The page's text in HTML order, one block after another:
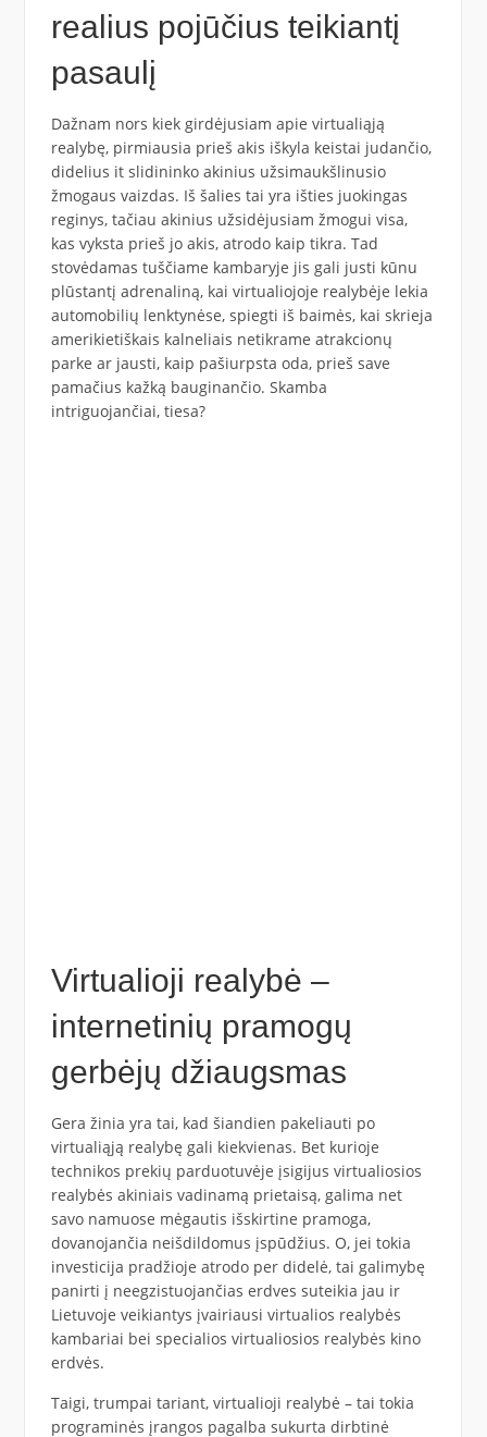
realius pojūčius teikiantį
pasaulį
Dažnam nors kiek girdėjusiam apie virtualiąją
realybę, pirmiausia prieš akis iškyla keistai judančio,
didelius it slidininko akinius užsimaukšlinusio
žmogaus vaizdas. Iš šalies tai yra išties juokingas
reginys, tačiau akinius užsidėjusiam žmogui visa,
kas vyksta prieš jo akis, atrodo kaip tikra. Tad
stovėdamas tuščiame kambaryje jis gali justi kūnu
plūstantį adrenaliną, kai virtualiojoje realybėje lekia
automobilių lenktynėse, spiegti iš baimės, kai skrieja
amerikietiškais kalneliais netikrame atrakcionų
parke ar jausti, kaip pašiurpsta oda, prieš save
pamačius kažką bauginančio. Skamba
intriguojančiai, tiesa?
Virtualioji realybė –
internetinių pramogų
gerbėjų džiaugsmas
Gera žinia yra tai, kad šiandien pakeliauti po
virtualiąją realybę gali kiekvienas. Bet kurioje
technikos prekių parduotuvėje įsigijus virtualiosios
realybės akiniais vadinamą prietaisą, galima net
savo namuose mėgautis išskirtine pramoga,
dovanojančia neišdildomus įspūdžius. O, jei tokia
investicija pradžioje atrodo per didelė, tai galimybę
panirti į neegzistuojančias erdves suteikia jau ir
Lietuvoje veikiantys įvairiausi virtualios realybės
kambariai bei specialios virtualiosios realybės kino
erdvės.
Taigi, trumpai tariant, virtualioji realybė – tai tokia
programinės įrangos pagalba sukurta dirbtinė